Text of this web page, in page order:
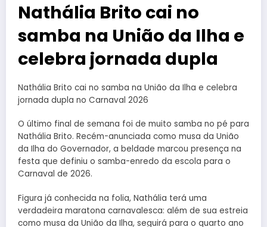
Nathália Brito cai no
samba na União da Ilha e
celebra jornada dupla
Nathália Brito cai no samba na União da Ilha e celebra
jornada dupla no Carnaval 2026
O último final de semana foi de muito samba no pé para
Nathália Brito. Recém-anunciada como musa da União
da Ilha do Governador, a beldade marcou presença na
festa que definiu o samba-enredo da escola para o
Carnaval de 2026.
Figura já conhecida na folia, Nathália terá uma
verdadeira maratona carnavalesca: além de sua estreia
como musa da União da Ilha, seguirá para o quarto ano